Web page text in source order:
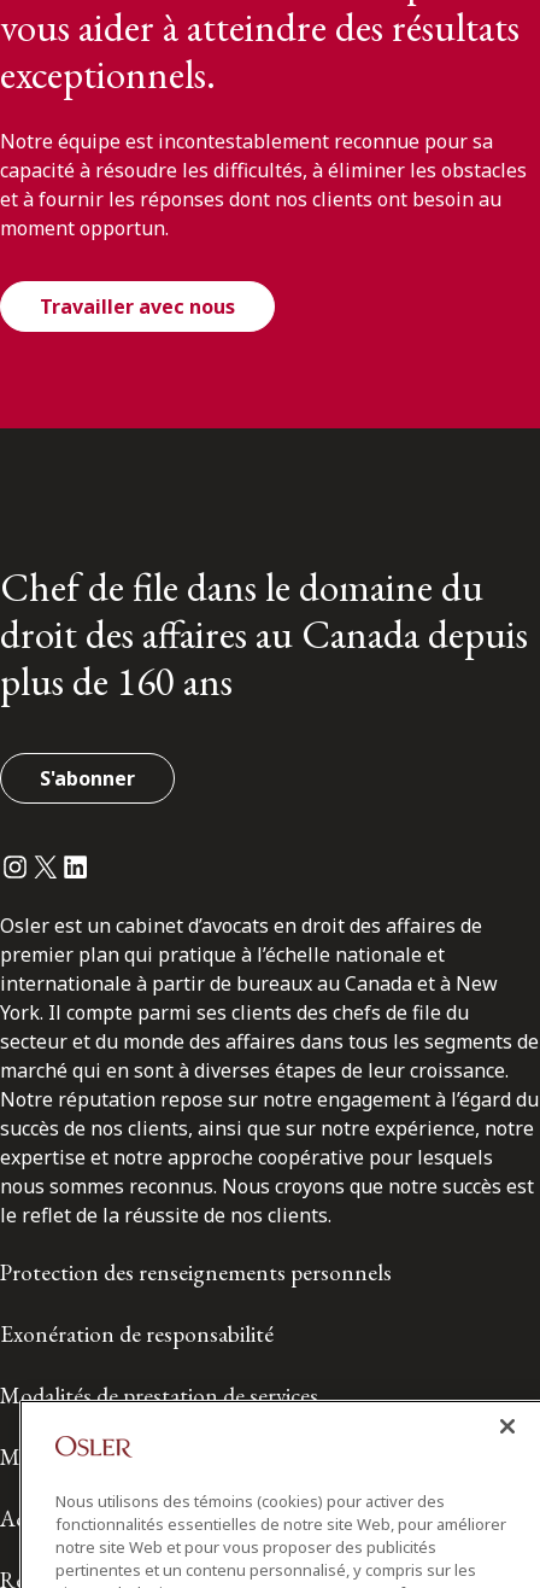
vous aider à atteindre des résultats
exceptionnels.
Notre équipe est incontestablement reconnue pour sa
capacité à résoudre les difficultés, à éliminer les obstacles
et à fournir les réponses dont nos clients ont besoin au
moment opportun.
Travailler avec nous
Chef de file dans le domaine du
droit des affaires au Canada depuis
plus de 160 ans
S'abonner
Instagram
Twitter
LinkedIn
Osler est un cabinet d’avocats en droit des affaires de
premier plan qui pratique à l’échelle nationale et
internationale à partir de bureaux au Canada et à New
York. Il compte parmi ses clients des chefs de file du
secteur et du monde des affaires dans tous les segments de
marché qui en sont à diverses étapes de leur croissance.
Notre réputation repose sur notre engagement à l’égard du
succès de nos clients, ainsi que sur notre expérience, notre
expertise et notre approche coopérative pour lesquels
nous sommes reconnus. Nous croyons que notre succès est
le reflet de la réussite de nos clients.
Protection des renseignements personnels
Exonération de responsabilité
Modalités de prestation de services
Modalités d'utilisation
Accessibilité
Relations avec les médias
Nous utilisons des témoins (cookies) pour activer des
fonctionnalités essentielles de notre site Web, pour améliorer
notre site Web et pour vous proposer des publicités
pertinentes et un contenu personnalisé, y compris sur les